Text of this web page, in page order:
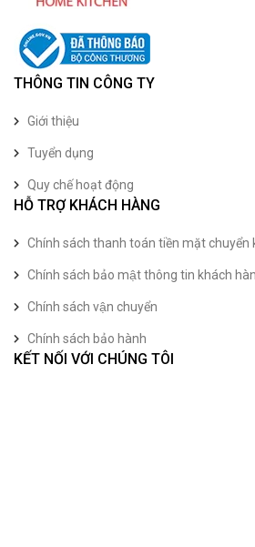
THÔNG TIN CÔNG TY
Giới thiệu
Tuyển dụng
Quy chế hoạt động
HỖ TRỢ KHÁCH HÀNG
Chính sách thanh toán tiền mặt chuyển
Chính sách bảo mật thông tin khách
Chính sách vận chuyển
Chính sách bảo hành
KẾT NỐI VỚI CHÚNG TÔI